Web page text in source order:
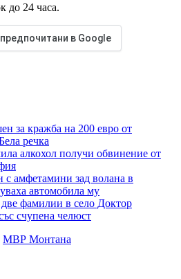
до 24 часа.
в Google
за кражба на 200 евро от
речка
алкохол получи обвинение от
амфетамини зад волана в
автомобила му
фамилии в село Доктор
счупена челюст
МВР Монтана